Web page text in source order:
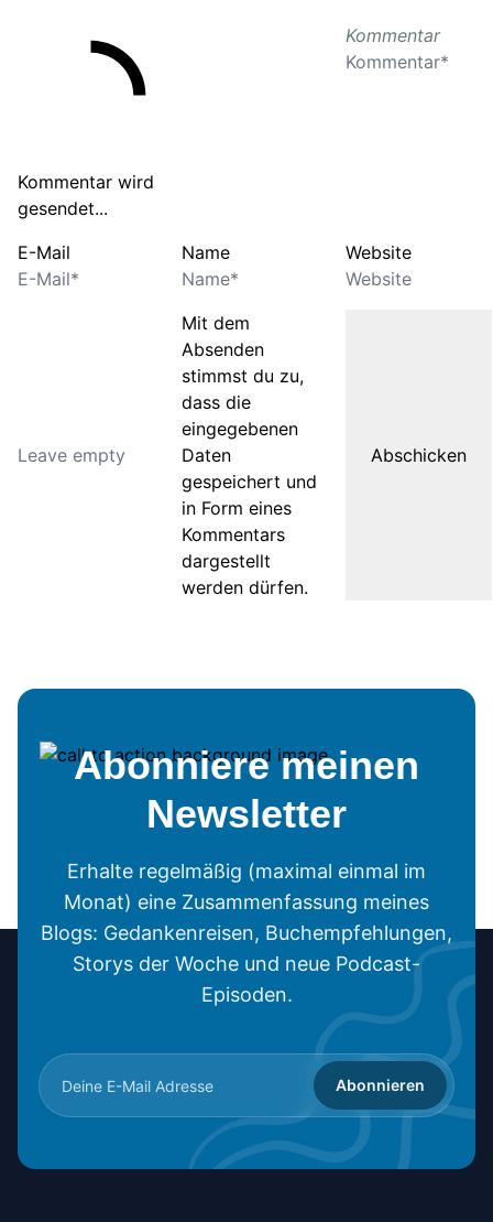
Kommentar wird
gesendet...
Kommentar
E-Mail Name Website
Mit dem
Absenden
stimmst du zu,
dass die
eingegebenen
Daten
gespeichert und
in Form eines
Kommentars
dargestellt
werden dürfen.
Abonniere meinen
Newsletter
Erhalte regelmäßig (maximal einmal im
Monat) eine Zusammenfassung meines
Blogs: Gedankenreisen, Buchempfehlungen,
Storys der Woche und neue Podcast-
Episoden.
Abonnieren